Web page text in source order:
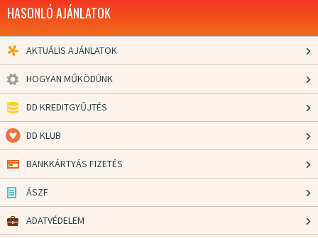
HASONLÓ AJÁNLATOK
AKTUÁLIS AJÁNLATOK
HOGYAN MŰKÖDÜNK
DD KREDITGYŰJTÉS
DD KLUB
BANKKÁRTYÁS FIZETÉS
ÁSZF
ADATVÉDELEM